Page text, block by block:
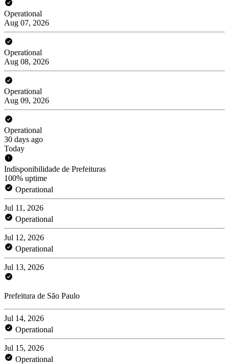
Operational
Aug 07, 2026
Operational
Aug 08, 2026
Operational
Aug 09, 2026
Operational
30 days ago
Today
Indisponibilidade de Prefeituras
100% uptime
Operational
Jul 11, 2026
Operational
Jul 12, 2026
Operational
Jul 13, 2026
Prefeitura de São Paulo
Jul 14, 2026
Operational
Jul 15, 2026
Operational